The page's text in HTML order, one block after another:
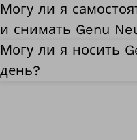
Могу ли я
и снимать Genu
Могу ли я носить
день?